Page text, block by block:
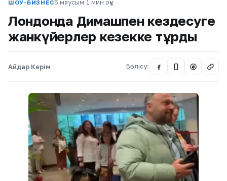
ШОУ-БИЗНЕС5 маусым·1 мин оқу
Лондонда Димашпен кездесуге
жанкүйерлер кезекке тұрды
Айдар Керім Бөлісу: @